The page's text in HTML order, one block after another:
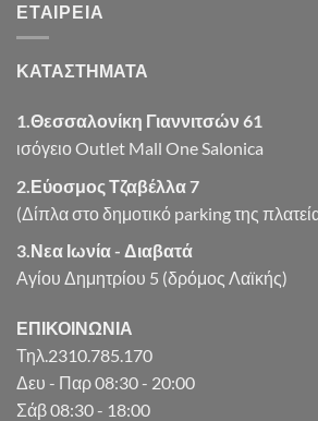
ΕΤΑΙΡΕΊΑ
ΚΑΤΑΣΤΗΜΑΤΑ
1.Θεσσαλονίκη Γιαννιτσών 61
ισόγειο Outlet Mall One Salonica
2.Εύοσμος Τζαβέλλα 7
(Δίπλα στο δημοτικό parking της
3.Νεα Ιωνία - Διαβατά
Αγίου Δημητρίου 5 (δρόμος Λαϊκής)
ΕΠΙΚΟΙΝΩΝΙΑ
Τηλ.2310.785.170
Δευ - Παρ 08:30 - 20:00
Σάβ 08:30 - 18:00